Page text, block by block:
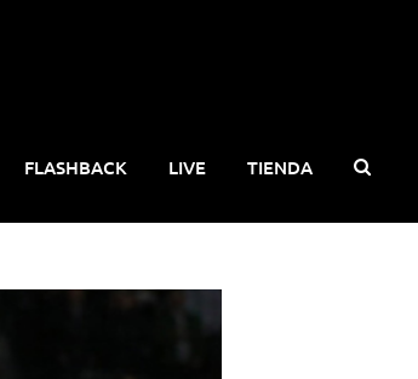
FLASHBACK LIVE TIENDA